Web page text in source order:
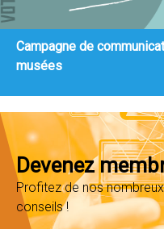
Campagne de
musées
Devenez
Profitez de nos
conseils !